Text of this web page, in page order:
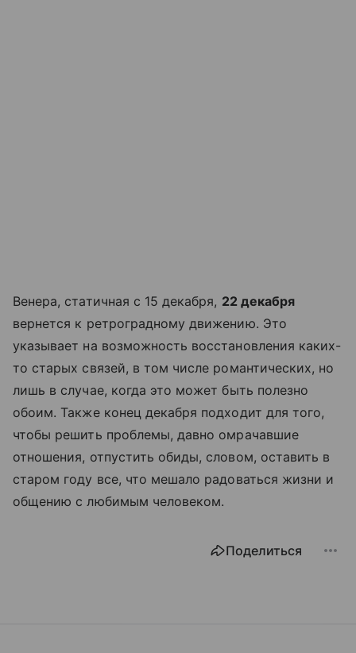
Венера, статичная с 15 декабря, 22 декабря
вернется к ретроградному движению. Это
указывает на возможность восстановления каких-
то старых связей, в том числе романтических, но
лишь в случае, когда это может быть полезно
обоим. Также конец декабря подходит для того,
чтобы решить проблемы, давно омрачавшие
отношения, отпустить обиды, словом, оставить в
старом году все, что мешало радоваться жизни и
общению с любимым человеком.
Поделиться